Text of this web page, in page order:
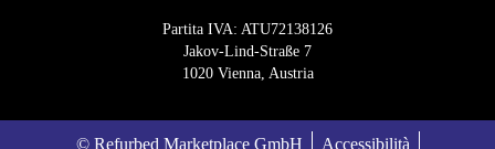
Partita IVA: ATU72138126
Jakov-Lind-Straße 7
1020 Vienna, Austria
© Refurbed Marketplace GmbH Accessibilità